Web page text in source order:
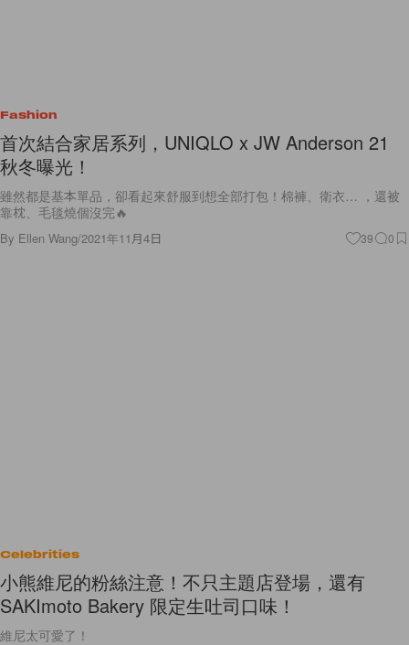
Fashion
首次結合家居系列，UNIQLO x JW Anderson 21
秋冬曝光！
雖然都是基本單品，卻看起來舒服到想全部打包！棉褲、衛衣… ，還被
靠枕、毛毯燒個沒完🔥
By Ellen Wang/2021年11月4日 39 0
Celebrities
小熊維尼的粉絲注意！不只主題店登場，還有
SAKImoto Bakery 限定生吐司口味！
維尼太可愛了！